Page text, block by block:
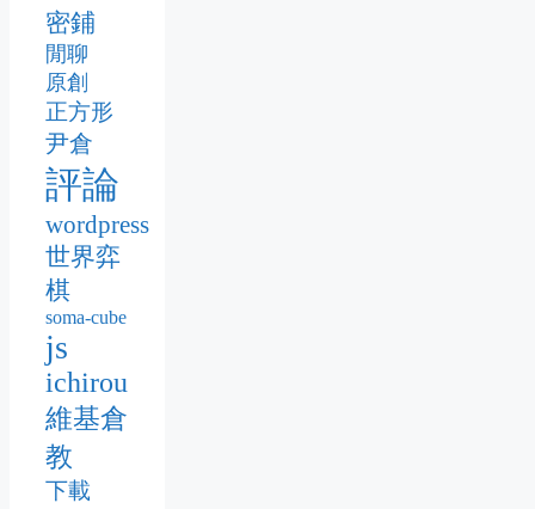
密鋪
閒聊
原創
正方形
尹倉
評論
wordpress
世界弈
棋
soma-cube
js
ichirou
維基倉
教
下載